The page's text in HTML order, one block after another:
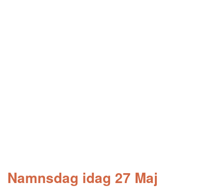
Namnsdag idag 27 Maj